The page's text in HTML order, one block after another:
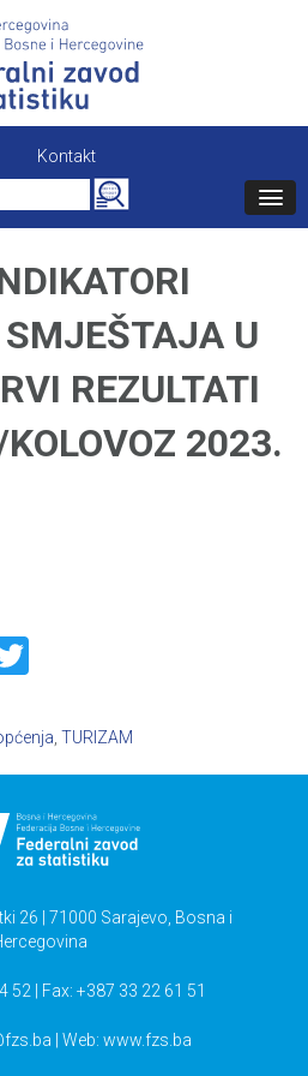
Kontakt
Search
for:
U
REZULTATI
2023.
TURIZAM
26 | 71000 Sarajevo, Bosna i
52 | Fax: +387 33 22 61 51
| Web: www.fzs.ba